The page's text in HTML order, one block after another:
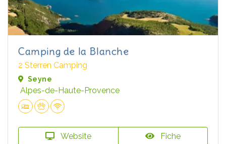
Camping de la Blanche
2 Sterren Camping
Seyne
Alpes-de-Haute-Provence
Website Fiche